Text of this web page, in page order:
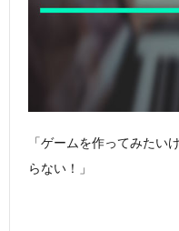
「ゲームを作ってみたい
らない！」